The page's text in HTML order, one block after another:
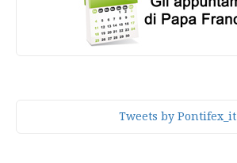
Tweets by Pontifex_it